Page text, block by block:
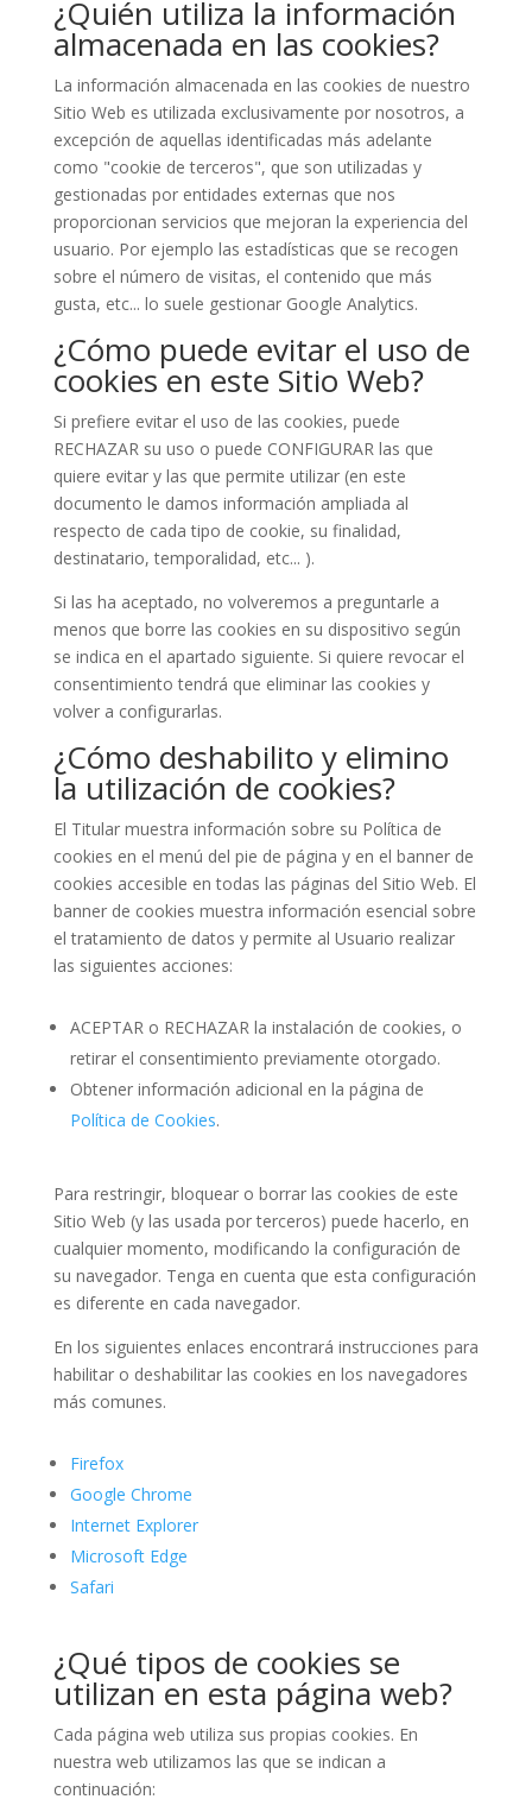
¿Quién utiliza la información
almacenada en las cookies?
La información almacenada en las cookies de nuestro
Sitio Web es utilizada exclusivamente por nosotros, a
excepción de aquellas identificadas más adelante
como "cookie de terceros", que son utilizadas y
gestionadas por entidades externas que nos
proporcionan servicios que mejoran la experiencia del
usuario. Por ejemplo las estadísticas que se recogen
sobre el número de visitas, el contenido que más
gusta, etc... lo suele gestionar Google Analytics.
¿Cómo puede evitar el uso de
cookies en este Sitio Web?
Si prefiere evitar el uso de las cookies, puede
RECHAZAR su uso o puede CONFIGURAR las que
quiere evitar y las que permite utilizar (en este
documento le damos información ampliada al
respecto de cada tipo de cookie, su finalidad,
destinatario, temporalidad, etc... ).
Si las ha aceptado, no volveremos a preguntarle a
menos que borre las cookies en su dispositivo según
se indica en el apartado siguiente. Si quiere revocar el
consentimiento tendrá que eliminar las cookies y
volver a configurarlas.
¿Cómo deshabilito y elimino
la utilización de cookies?
El Titular muestra información sobre su Política de
cookies en el menú del pie de página y en el banner de
cookies accesible en todas las páginas del Sitio Web. El
banner de cookies muestra información esencial sobre
el tratamiento de datos y permite al Usuario realizar
las siguientes acciones:
ACEPTAR o RECHAZAR la instalación de cookies, o
retirar el consentimiento previamente otorgado.
Obtener información adicional en la página de
Política de Cookies.
Para restringir, bloquear o borrar las cookies de este
Sitio Web (y las usada por terceros) puede hacerlo, en
cualquier momento, modificando la configuración de
su navegador. Tenga en cuenta que esta configuración
es diferente en cada navegador.
En los siguientes enlaces encontrará instrucciones para
habilitar o deshabilitar las cookies en los navegadores
más comunes.
Firefox
Google Chrome
Internet Explorer
Microsoft Edge
Safari
¿Qué tipos de cookies se
utilizan en esta página web?
Cada página web utiliza sus propias cookies. En
nuestra web utilizamos las que se indican a
continuación: